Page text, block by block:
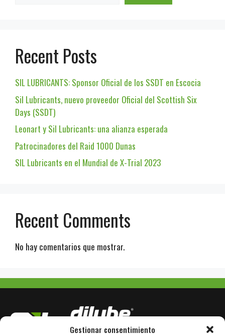
Gestionar consentimiento
Recent Posts
SIL LUBRICANTS: Sponsor Oficial de los SSDT en Escocia
Sil Lubricants, nuevo proveedor Oficial del Scottish Six
Days (SSDT)
Leonart y Sil Lubricants: una alianza esperada
Patrocinadores del Raid 1000 Dunas
SIL Lubricants en el Mundial de X-Trial 2023
Recent Comments
No hay comentarios que mostrar.